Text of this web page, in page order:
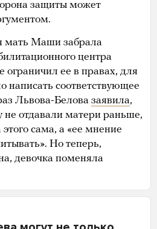
защиты может
мать Маши забрала
центра
ограничил ее в правах, для
написать соответствующее
Львова-Белова заявила,
отдавали матери раньше,
этого сама, а «ее мнение
Но теперь,
девочка поменяла